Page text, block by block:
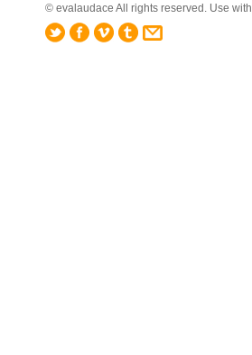
© evalaudace All rights reserved. Use